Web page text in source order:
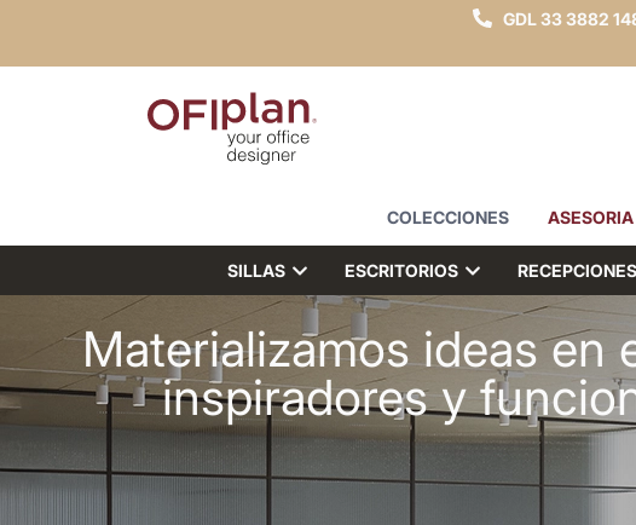
GDL33 3882
COLECCIONES
SILLAS ESCRITORIOS RECEPCIONES
Materializamos ideas en
inspiradores y